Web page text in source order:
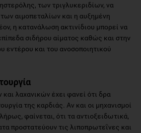
των τριγλυκεριδίων, να
αιμοπεταλίων και η αυξημένη
η κατανάλωση ακτινίδιου μπορεί να
σιδήρου αίματος καθώς και στην
εντέρου και του ανοσοποιητικού
λαχανικών έχει φανεί ότι δρα
της καρδιάς. Αν και οι μηχανισμοί
φαίνεται, ότι τα αντιοξειδωτικά,
προστατεύουν τις λιποπρωτεΐνες και